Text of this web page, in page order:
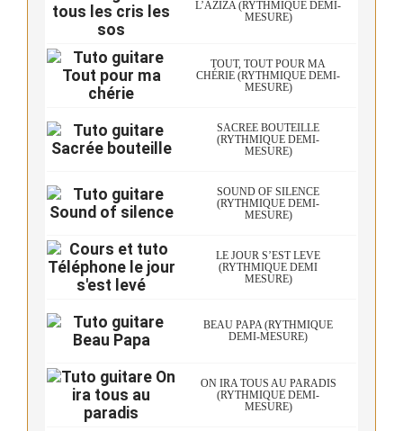
L’AZIZA (RYTHMIQUE DEMI-
MESURE)
TOUT, TOUT POUR MA
CHÉRIE (RYTHMIQUE DEMI-
MESURE)
SACRÉE BOUTEILLE
(RYTHMIQUE DEMI-
MESURE)
SOUND OF SILENCE
(RYTHMIQUE DEMI-
MESURE)
LE JOUR S’EST LEVÉ
(RYTHMIQUE DEMI
MESURE)
BEAU PAPA (RYTHMIQUE
DEMI-MESURE)
ON IRA TOUS AU PARADIS
(RYTHMIQUE DEMI-
MESURE)